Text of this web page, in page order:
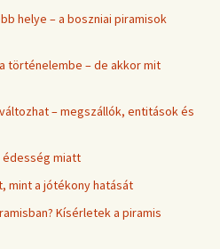
helye – a boszniai piramisok
történelembe – de akkor mit
– megszállók, entitások és
miatt
mint a jótékony hatását
Kísérletek a piramis